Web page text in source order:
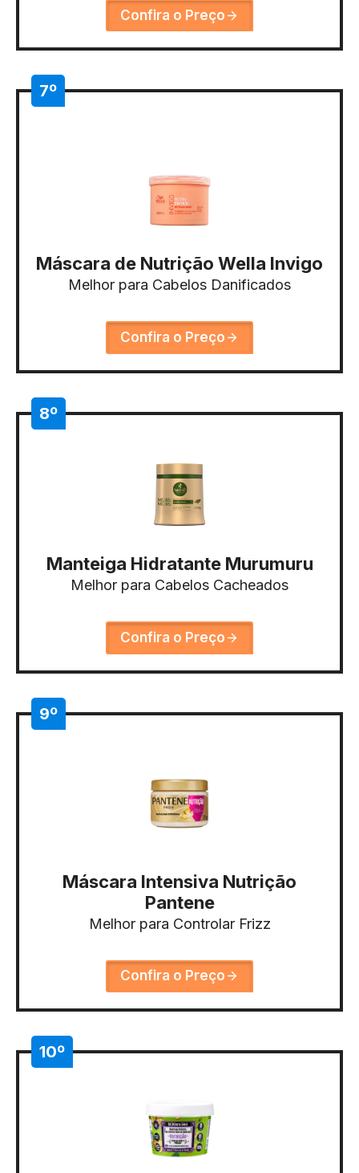
Confira o Preço
7º
Máscara de Nutrição Wella Invigo
Melhor para Cabelos Danificados
Confira o Preço
8º
Manteiga Hidratante Murumuru
Melhor para Cabelos Cacheados
Confira o Preço
9º
Máscara Intensiva Nutrição
Pantene
Melhor para Controlar Frizz
Confira o Preço
10º